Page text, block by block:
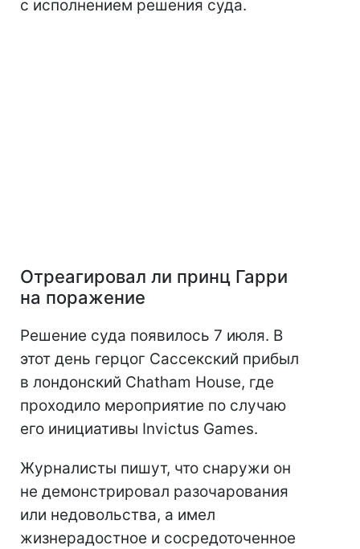
с исполнением решения суда.
Отреагировал ли принц Гарри
на поражение
Решение суда появилось 7 июля. В
этот день герцог Сассекский прибыл
в лондонский Chatham House, где
проходило мероприятие по случаю
его инициативы Invictus Games.
Журналисты пишут, что снаружи он
не демонстрировал разочарования
или недовольства, а имел
жизнерадостное и сосредоточенное